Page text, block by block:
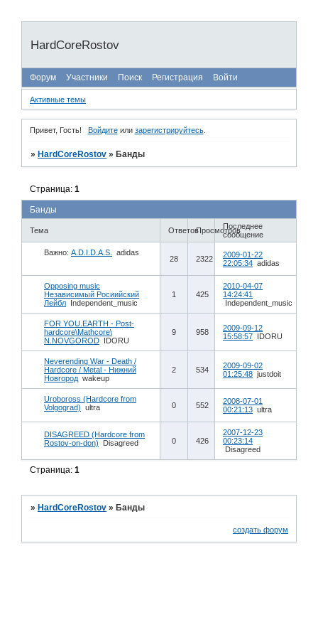
HardCoreRostov
Форум Участники Поиск Регистрация Войти
Активные темы
Привет, Гость! Войдитеили зарегистрируйтесь.
» HardCoreRostov » Банды
Банды
Страница:1
Тема ОтветовПросмотровПоследнее
сообщение
Важно: A.D.I.D.A.S. adidas
28 2322
2009-01-22
22:05:34 adidas
Opposing music
Независимый Росиийский
Лейбл Independent_music
1 425
2010-04-07
14:24:41
Independent_music
FOR YOU.EARTH - Post-
hardcore\Mathcore\
N.NOVGOROD IDORU
9 958
2009-09-12
15:58:57 IDORU
Neverending War - Death /
Hardcore / Metal - Нижний
Новгород wakeup
2 534
2009-09-02
01:25:48 justdoit
Uroboross (Hardcore from
Volgograd) ultra 0 552
2008-07-01
00:21:13 ultra
DISAGREED (Hardcore from
Rostov-on-don)
Disagreed 0 426
2007-12-23
00:23:14
Disagreed
Страница:1
»HardCoreRostov »Банды
создать форум